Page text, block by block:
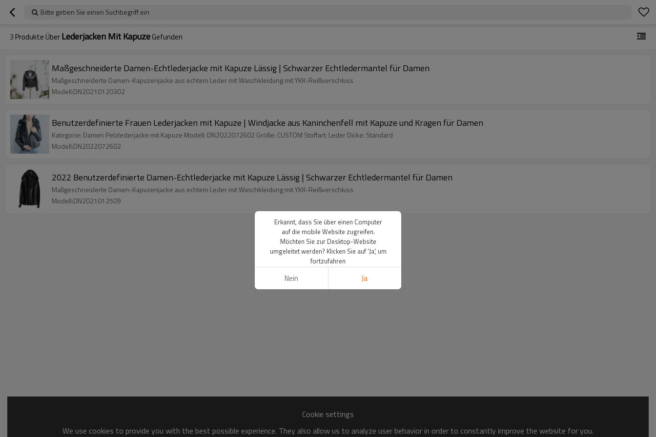
Bitte geben Sie einen Suchbegriff ein
3 Produkte ÜberLederjacken Mit KapuzeGefunden
Maßgeschneiderte Damen-Echtlederjacke mit Kapuze Lässig | Schwarzer Echtledermantel für Damen
Maßgeschneiderte Damen-Kapuzenjacke aus echtem Leder mit Waschkleidung mit YKK-Reißverschluss
Modell:DN20210120302
Benutzerdefinierte Frauen Lederjacken mit Kapuze | Windjacke aus Kaninchenfell mit Kapuze und Kragen für Damen
Kategorie: Damen Pelzlederjacke mit Kapuze Modell: DN2022072602 Größe: CUSTOM Stoffart: Leder Dicke: Standard
Modell:DN2022072602
2022 Benutzerdefinierte Damen-Echtlederjacke mit Kapuze Lässig | Schwarzer Echtledermantel für Damen
Maßgeschneiderte Damen-Kapuzenjacke aus echtem Leder mit Waschkleidung mit YKK-Reißverschluss
Modell:DN2021012509
Cookie settings
We use cookies to provide you with the best possible experience. They also allow us to analyze user behavior in order to constantly improve the website for you.
Erkannt, dass Sie über einen Computer
auf die mobile Website zugreifen.
Möchten Sie zur Desktop-Website
umgeleitet werden? Klicken Sie auf 'Ja', um
fortzufahren
Nein Ja